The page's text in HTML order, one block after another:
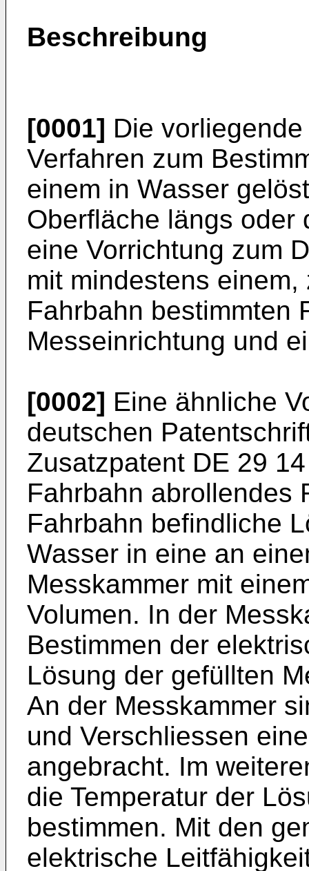
Beschreibung
[0001] Die
Verfahren zum
einem in Wasser
Oberfläche längs oder
eine Vorrichtung zum
mit mindestens
Fahrbahn bestimmten
Messeinrichtung und
[0002] Eine ähnliche
deutschen
Zusatzpatent DE 29
Fahrbahn abrollendes
Fahrbahn befindliche
Wasser in eine an
Messkammer mit
Volumen. In der
Bestimmen der
Lösung der gefüllten
An der Messkam­mer
und Verschliessen
angebracht. Im
die Temperatur der
bestimmen. Mit den
elektrische